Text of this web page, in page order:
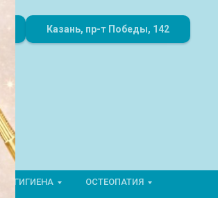
Казань, пр-т Победы, 142
ГИГИЕНА
ОСТЕОПАТИЯ